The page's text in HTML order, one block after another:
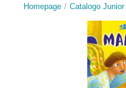
Homepage Catalogo Junior